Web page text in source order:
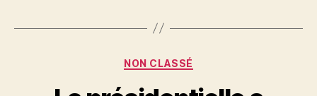
Catégories
NON CLASSÉ